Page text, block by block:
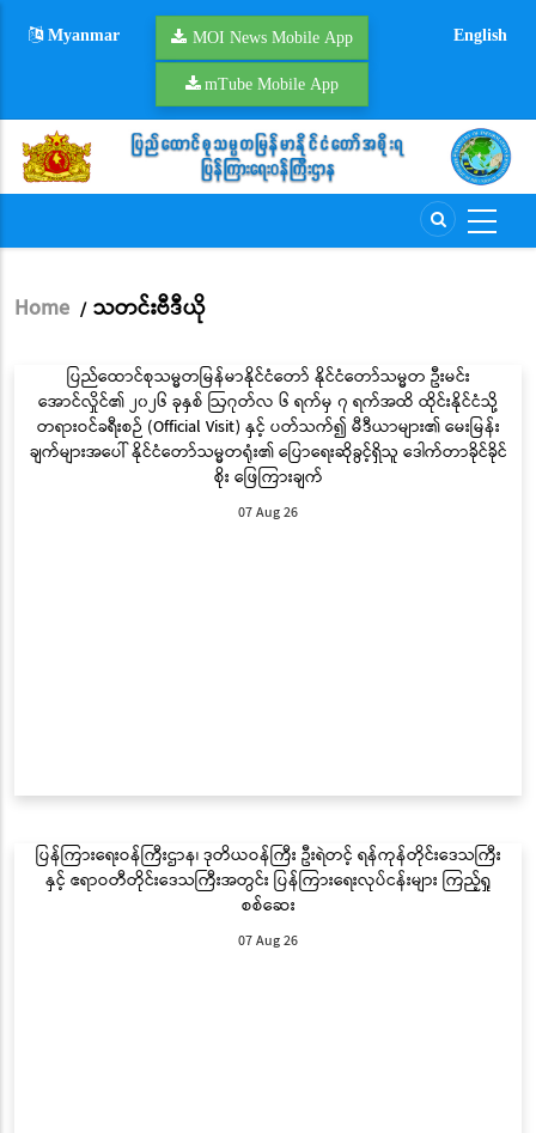
Myanmar MOI News Mobile App
mTube Mobile App
English
Breadcrumb
Home / သတင်းဗီဒီယို
ပြည်ထောင်စုသမ္မတမြန်မာနိုင်ငံတော် နိုင်ငံတော်သမ္မတ ဦးမင်း
အောင်လှိုင်၏ ၂၀၂၆ ခုနှစ် ဩဂုတ်လ ၆ ရက်မှ ၇ ရက်အထိ ထိုင်းနိုင်ငံသို့
တရားဝင်ခရီးစဉ် (Official Visit) နှင့် ပတ်သက်၍ မီဒီယာများ၏ မေးမြန်း
ချက်များအပေါ် နိုင်ငံတော်သမ္မတရုံး၏ ပြောရေးဆိုခွင့်ရှိသူ ဒေါက်တာခိုင်ခိုင်
စိုး ဖြေကြားချက်
07 Aug 26
ပြန်ကြားရေးဝန်ကြီးဌာန၊ ဒုတိယဝန်ကြီး ဦးရဲတင့် ရန်ကုန်တိုင်းဒေသကြီး
နှင့် ဧရာဝတီတိုင်းဒေသကြီးအတွင်း ပြန်ကြားရေးလုပ်ငန်းများ ကြည့်ရှု
စစ်ဆေး
07 Aug 26